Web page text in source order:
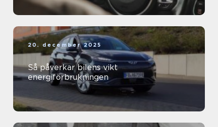
20. december 2025
Så påverkar bilens vikt
energiförbrukningen